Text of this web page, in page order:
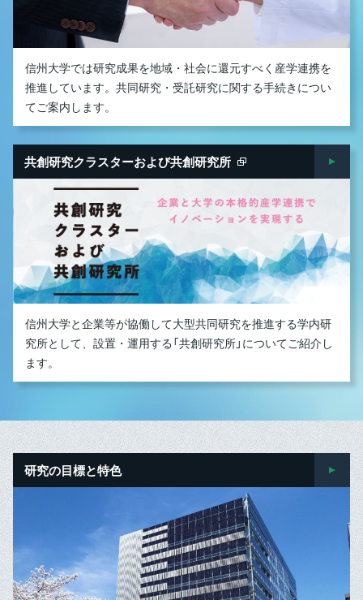
信州大学では研究成果を地域・社会に還元すべく産学連携を
推進しています。共同研究・受託研究に関する手続きについ
てご案内します。
共創研究クラスターおよび共創研究所
信州大学と企業等が協働して大型共同研究を推進する学内研
究所として、設置・運用する「共創研究所」についてご紹介し
ます。
研究の目標と特色